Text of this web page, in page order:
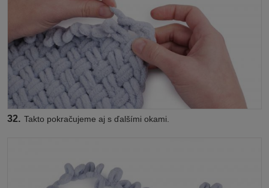
32. Takto pokračujeme aj s ďalšími okami.